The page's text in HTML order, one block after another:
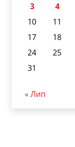
3
4
10
11
17
18
24
25
31
« Лип